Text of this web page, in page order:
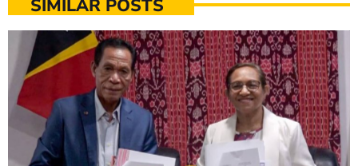
SIMILAR POSTS